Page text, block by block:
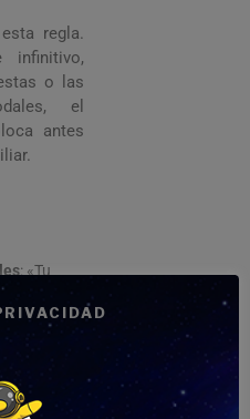
regla.
infinitivo,
o las
el
antes
: «Tu
Aquí, «le»
y está
les